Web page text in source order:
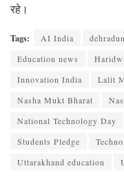
रहे।
Tags: AI India
Education news
Innovation India
Lalit
Nasha Mukt Bharat
National Technology Day
Students Pledge
Uttarakhand education